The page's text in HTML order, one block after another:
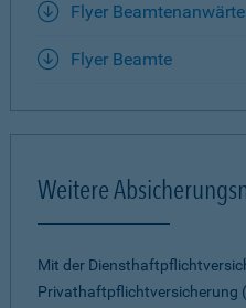
Flyer
Flyer Beamte
Weitere
Mit der
Privathaftpflichtversicherung (